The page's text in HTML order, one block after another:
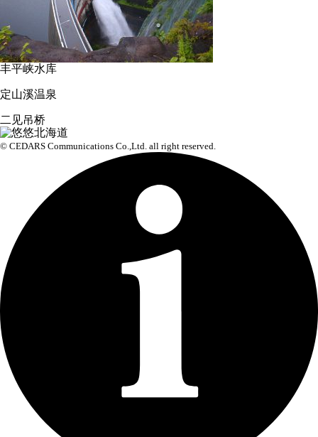
丰平峡水库
定山溪温泉
二见吊桥
© CEDARS Communications Co.,Ltd. all right reserved.